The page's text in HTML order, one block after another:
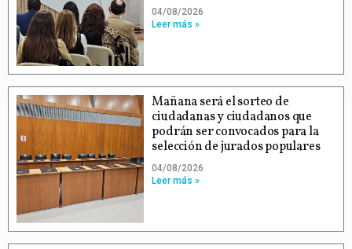
04/08/2026
Leer más »
Mañana será el sorteo de
ciudadanas y ciudadanos que
podrán ser convocados para la
selección de jurados populares
04/08/2026
Leer más »